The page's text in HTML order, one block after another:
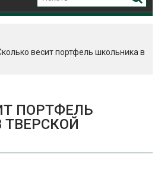
весит портфель школьника в
ПОРТФЕЛЬ